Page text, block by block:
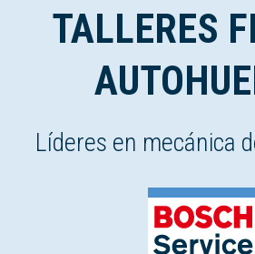
TALLERES
Líderes en mecánica